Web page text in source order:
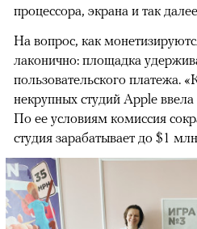
процессора, экрана и так
На вопрос, как
лаконично: площадка
пользовательского платежа.
некрупных студий Apple
По ее условиям комиссия
студия зарабатывает до $1